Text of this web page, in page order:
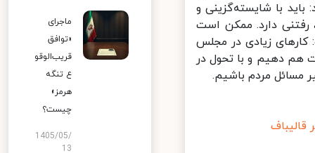
با شایسته‌گزینی و
دارد. ممکن است
زیادی در مجلس
هم دهیم و با تحول در
مردم باشیم.
ماجرای
«توافق
قریب‌الوقو
ع تنگه
هرمز»
چیست؟
1405/05/
13